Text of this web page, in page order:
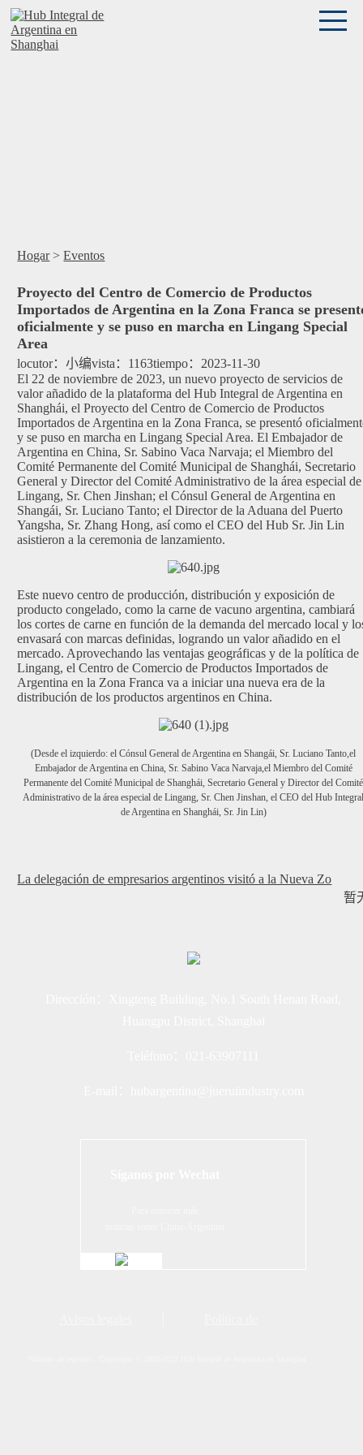
Hogar>Eventos
Proyecto del Centro de Comercio de Productos
Importados de Argentina en la Zona Franca se
oficialmente y se puso en marcha en Lingang Special
Area
locutor：小编vista： 1163tiempo： 2023-11-30
El 22 de noviembre de 2023, un nuevo proyecto de servicios de
valor añadido de la plataforma del Hub Integral de Argentina en
Shanghái, el Proyecto del Centro de Comercio de Productos
Importados de Argentina en la Zona Franca, se presentó
y se puso en marcha en Lingang Special Area. El Embajador de
Argentina en China, Sr. Sabino Vaca Narvaja; el Miembro del
Comité Permanente del Comité Municipal de Shanghái, Secretario
General y Director del Comité Administrativo de la área especial de
Lingang, Sr. Chen Jinshan; el Cónsul General de Argentina en
Shangái, Sr. Luciano Tanto; el Director de la Aduana del Puerto
Yangsha, Sr. Zhang Hong, así como el CEO del Hub Sr. Jin Lin
asistieron a la ceremonia de lanzamiento.
Este nuevo centro de producción, distribución y exposición de
producto congelado, como la carne de vacuno argentina, cambiará
los cortes de carne en función de la demanda del mercado local y
envasará con marcas definidas, logrando un valor añadido en el
mercado. Aprovechando las ventajas geográficas y de la política de
Lingang, el Centro de Comercio de Productos Importados de
Argentina en la Zona Franca va a iniciar una nueva era de la
distribución de los productos argentinos en China.
(Desde el izquierdo: el Cónsul General de Argentina en Shangái, Sr. Luciano Tanto,el
Embajador de Argentina en China, Sr. Sabino Vaca Narvaja,el Miembro del Comité
Permanente del Comité Municipal de Shanghái, Secretario General y Director del Comité
Administrativo de la área especial de Lingang, Sr. Chen Jinshan, el CEO del Hub
de Argentina en Shanghái, Sr. Jin Lin)
La delegación de empresarios argentinos visitó a la Nueva Zo
暂